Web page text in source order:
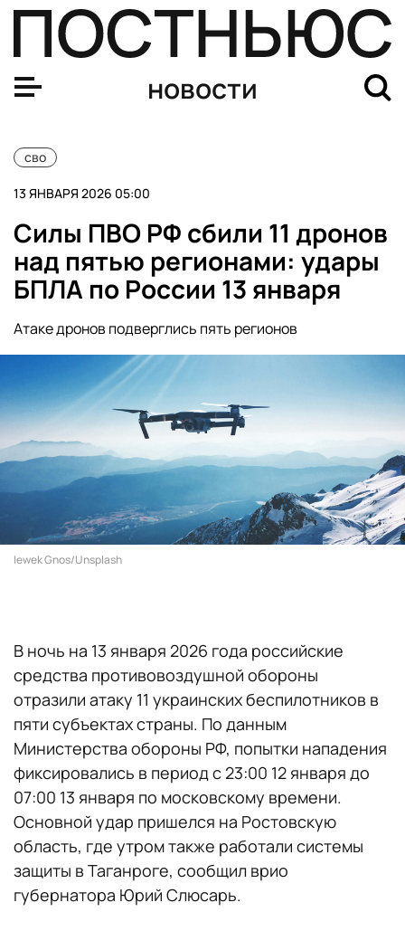
новости
сво
13 ЯНВАРЯ 2026 05:00
Силы ПВО РФ сбили 11 дронов
над пятью регионами: удары
БПЛА по России 13 января
Атаке дронов подверглись пять регионов
Iewek Gnos/Unsplash
В ночь на 13 января 2026 года российские
средства противовоздушной обороны
отразили атаку 11 украинских беспилотников в
пяти субъектах страны. По данным
Министерства обороны РФ, попытки нападения
фиксировались в период с 23:00 12 января до
07:00 13 января по московскому времени.
Основной удар пришелся на Ростовскую
область, где утром также работали системы
защиты в Таганроге, сообщил врио
губернатора Юрий Слюсарь.
ПВО уничтожила 11 беспилотников над регионами